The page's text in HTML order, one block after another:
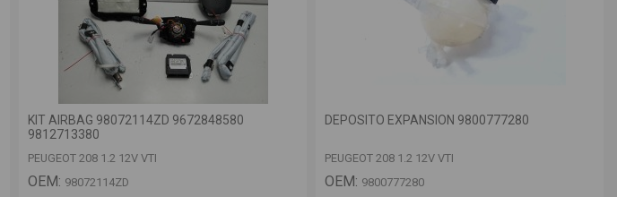
KIT AIRBAG 98072114ZD 9672848580
9812713380
PEUGEOT 208 1.2 12V VTI
OEM: 98072114ZD
DEPOSITO EXPANSION 9800777280
PEUGEOT 208 1.2 12V VTI
OEM: 9800777280